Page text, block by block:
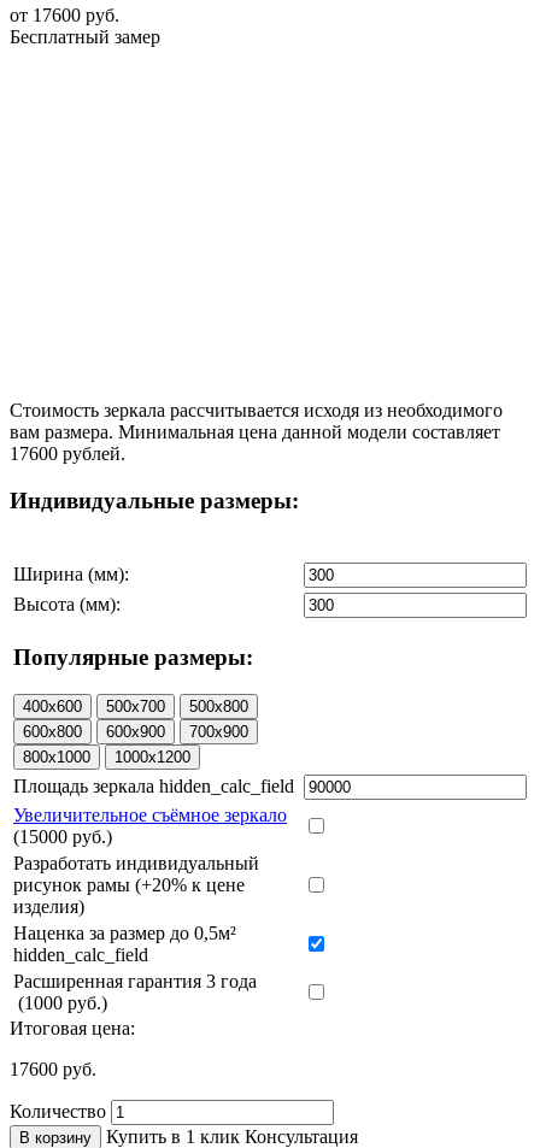
от 17600 руб.
Бесплатный замер
Стоимость зеркала рассчитывается исходя из необходимого
вам размера. Минимальная цена данной модели составляет
17600 рублей.
Индивидуальные размеры:
Ширина (мм):
Высота (мм):
Популярные размеры:
Площадь зеркала hidden_calc_field
Увеличительное съёмное зеркало
(15000 руб.)
Разработать индивидуальный
рисунок рамы (+20% к цене
изделия)
Наценка за размер до 0,5м²
hidden_calc_field
Расширенная гарантия 3 года
(1000 руб.)
Итоговая цена:
17600 руб.
Количество
В корзину Купить в 1 клик Консультация